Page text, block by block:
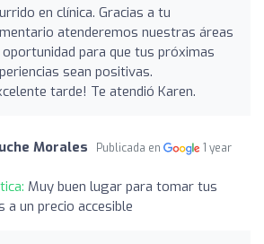
en clínica. Gracias a tu
atenderemos nuestras áreas
oportunidad para que tus próximas
sean positivas.
tarde! Te atendió Karen.
Morales Publicada en
1 year
Muy buen lugar para tomar tus
a un precio accesible